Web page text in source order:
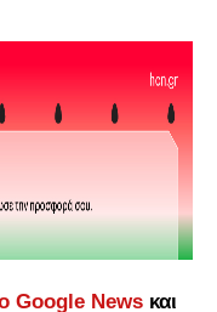
Google News και